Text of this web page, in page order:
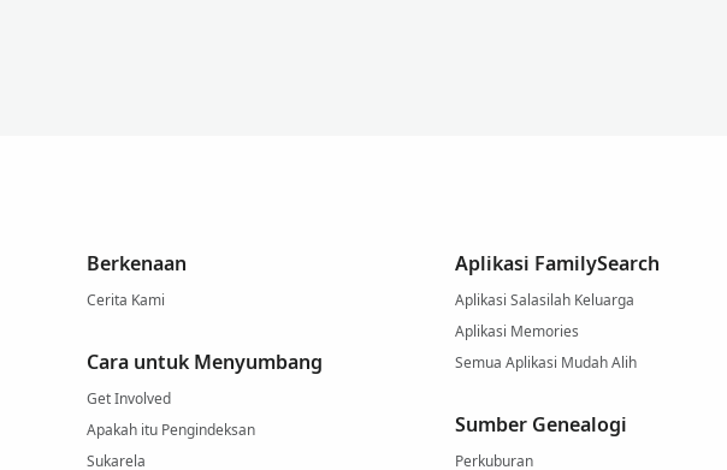
Berkenaan
Cerita Kami
Cara untuk Menyumbang
Get Involved
Apakah itu Pengindeksan
Sukarela
Aplikasi FamilySearch
Aplikasi Salasilah Keluarga
Aplikasi Memories
Semua Aplikasi Mudah Alih
Sumber Genealogi
Perkuburan